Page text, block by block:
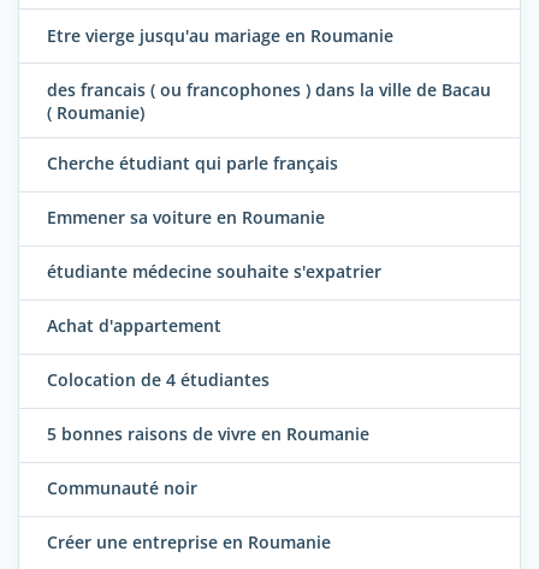
Etre vierge jusqu'au mariage en Roumanie
des francais ( ou francophones ) dans la ville de Bacau
( Roumanie)
Cherche étudiant qui parle français
Emmener sa voiture en Roumanie
étudiante médecine souhaite s'expatrier
Achat d'appartement
Colocation de 4 étudiantes
5 bonnes raisons de vivre en Roumanie
Communauté noir
Créer une entreprise en Roumanie